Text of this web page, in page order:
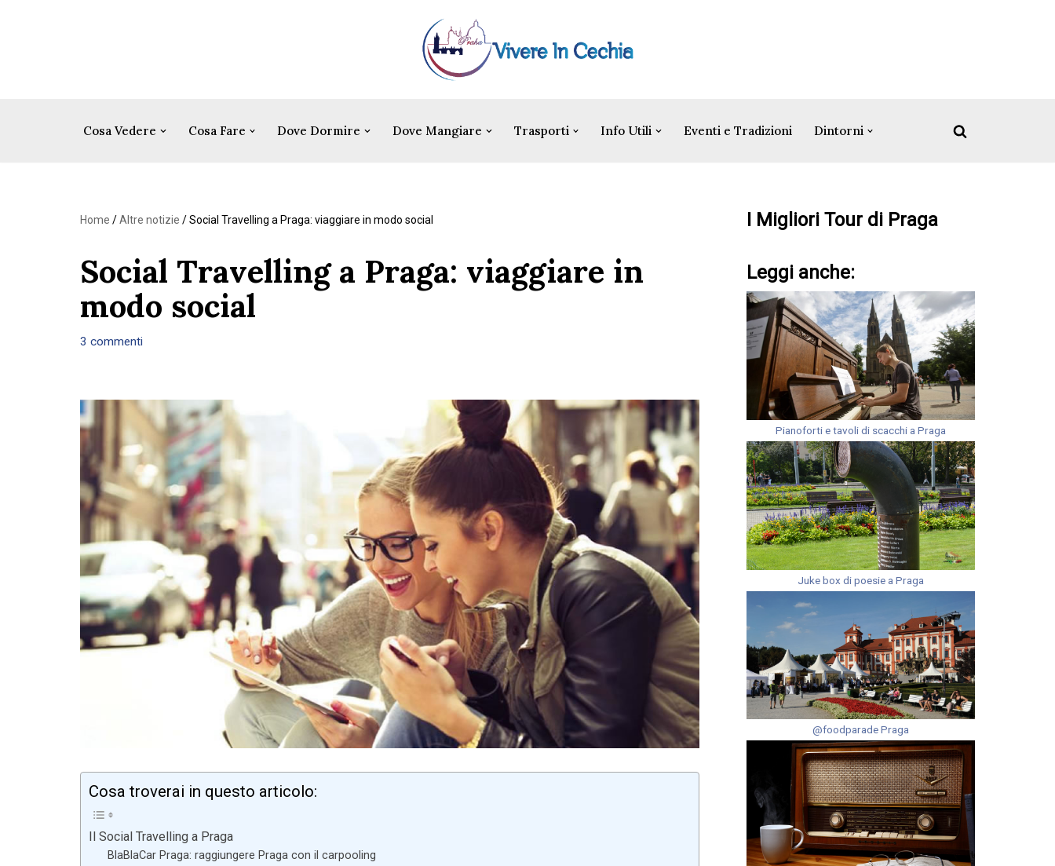
Cosa Vedere Cosa Fare Dove Dormire Dove Mangiare Trasporti Info Utili Eventi e Tradizioni Dintorni
Home /Altre notizie /Social Travelling a Praga: viaggiare in modo social
Social Travelling a Praga: viaggiare in
modo social
3 commenti
Cosa troverai in questo articolo:
Il Social Travelling a Praga
BlaBlaCar Praga: raggiungere Praga con il carpooling
I Migliori Tour di Praga
Leggi anche:
Pianoforti e tavoli di scacchi a Praga
Juke box di poesie a Praga
@foodparade Praga